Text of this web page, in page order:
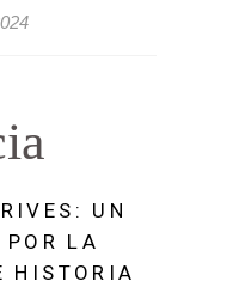
UN
POR LA
HISTORIA